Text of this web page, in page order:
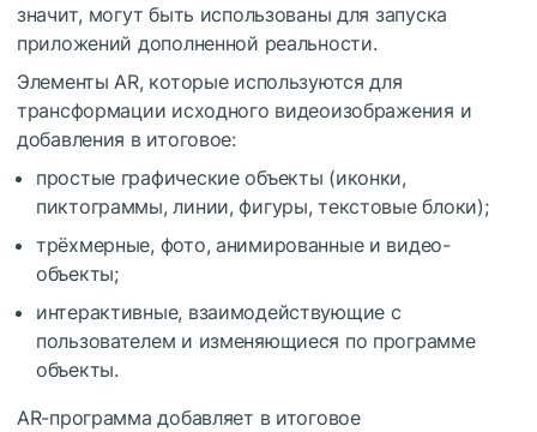
значит, могут быть использованы для запуска
приложений дополненной реальности.
Элементы AR, которые используются для
трансформации исходного видеоизображения и
добавления в итоговое:
простые графические объекты (иконки,
пиктограммы, линии, фигуры, текстовые блоки);
трёхмерные, фото, анимированные и видео-
объекты;
интерактивные, взаимодействующие с
пользователем и изменяющиеся по программе
объекты.
AR-программа добавляет в итоговое